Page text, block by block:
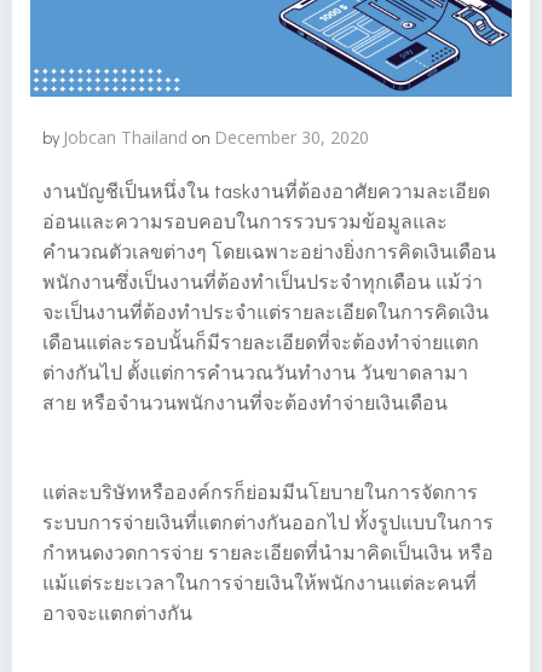
by Jobcan Thailand on December 30, 2020
งานบัญชีเป็นหนึ่งใน taskงานที่ต้องอาศัยความละเอียด
อ่อนและความรอบคอบในการรวบรวมข้อมูลและ
คำนวณตัวเลขต่างๆ โดยเฉพาะอย่างยิ่งการคิดเงินเดือน
พนักงานซึ่งเป็นงานที่ต้องทำเป็นประจำทุกเดือน แม้ว่า
จะเป็นงานที่ต้องทำประจำแต่รายละเอียดในการคิดเงิน
เดือนแต่ละรอบนั้นก็มีรายละเอียดที่จะต้องทำจ่ายแตก
ต่างกันไป ตั้งแต่การคำนวณวันทำงาน วันขาดลามา
สาย หรือจำนวนพนักงานที่จะต้องทำจ่ายเงินเดือน
แต่ละบริษัทหรือองค์กรก็ย่อมมีนโยบายในการจัดการ
ระบบการจ่ายเงินที่แตกต่างกันออกไป ทั้งรูปแบบในการ
กำหนดงวดการจ่าย รายละเอียดที่นำมาคิดเป็นเงิน หรือ
แม้แต่ระยะเวลาในการจ่ายเงินให้พนักงานแต่ละคนที่
อาจจะแตกต่างกัน